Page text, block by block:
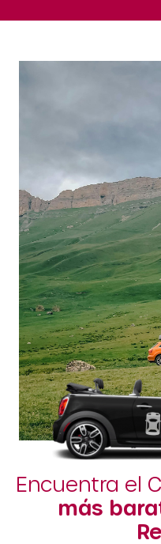
Encuentra el
más